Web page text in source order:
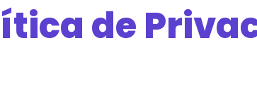
de